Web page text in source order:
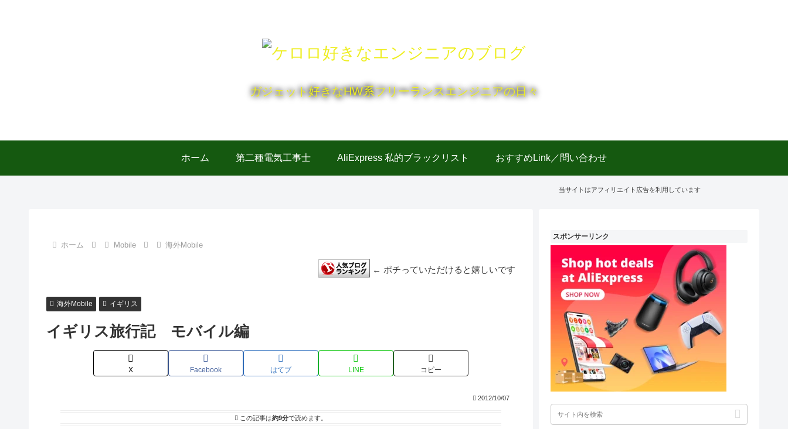
ガジェット好きなHW系フリーランスエンジニアの日々
ホーム 第二種電気工事士 AliExpress 私的ブラックリスト おすすめLink／問い合わせ
当サイトはアフィリエイト広告を利用しています
ホーム Mobile 海外Mobile
← ポチっていただけると嬉しいです
海外Mobile イギリス
イギリス旅行記 モバイル編
X Facebook はてブ LINE コピー
2012/10/07
この記事は約9分で読めます。
スポンサーリンク